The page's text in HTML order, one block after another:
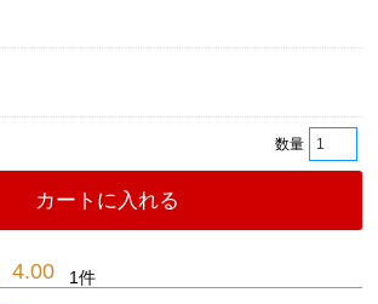
カートに入れる
4.00 1